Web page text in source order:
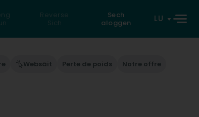
Reverse
Sich
Sech
aloggen
LU
Websäit Perte de poids Notre offre